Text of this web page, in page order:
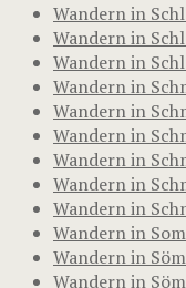
Wandern in
Wandern in
Wandern in
Wandern in
Wandern in
Wandern in
Wandern in
Wandern in
Wandern in
Wandern in
Wandern in
Wandern in